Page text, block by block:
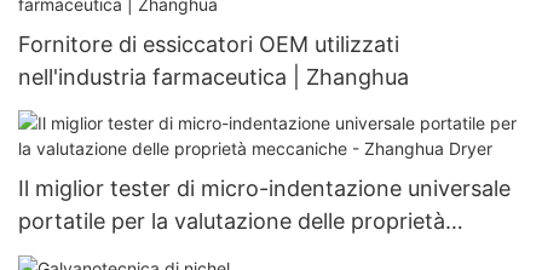
Fornitore di essiccatori OEM utilizzati
nell'industria farmaceutica | Zhanghua
Il miglior tester di micro-indentazione universale
portatile per la valutazione delle proprietà
meccaniche - Zhanghua Dryer